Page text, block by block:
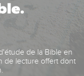
de la Bible en
de lecture offert dont